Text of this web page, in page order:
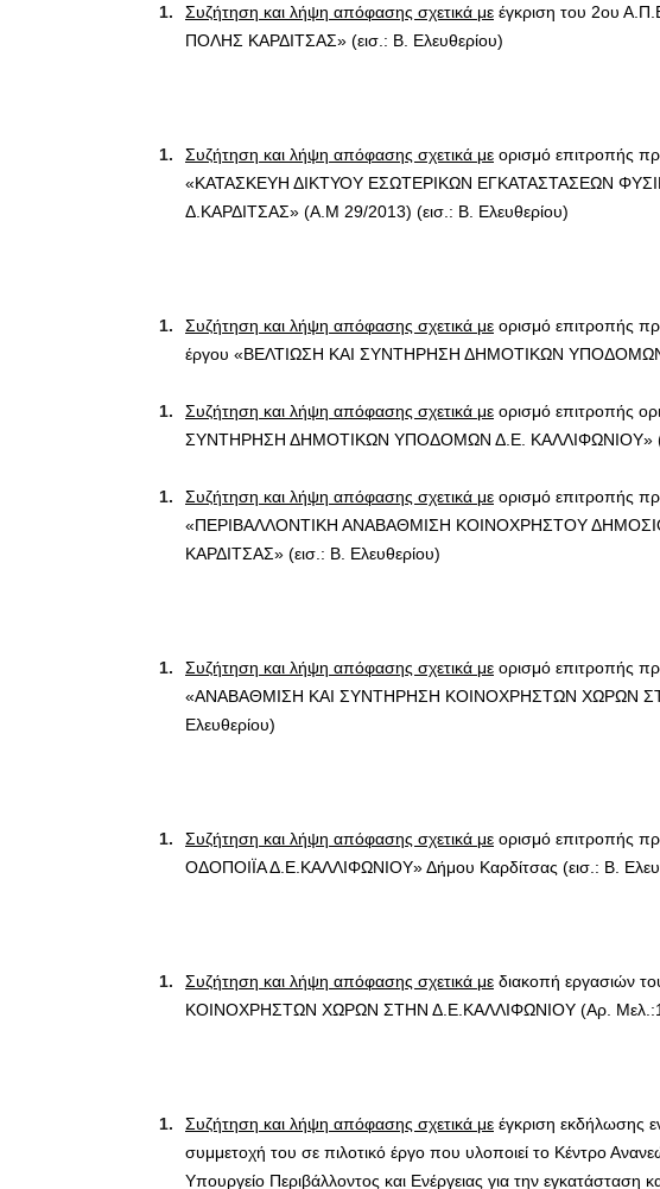
Συζήτηση και λήψη απόφασης σχετικά με έγκριση του 2ου
ΠΟΛΗΣ ΚΑΡΔΙΤΣΑΣ» (εισ.: Β. Ελευθερίου)
Συζήτηση και λήψη απόφασης σχετικά με ορισμό επιτροπής
«ΚΑΤΑΣΚΕΥΗ ΔΙΚΤΥΟΥ ΕΣΩΤΕΡΙΚΩΝ ΕΓΚΑΤΑΣΤΑΣΕΩΝ
Δ.ΚΑΡΔΙΤΣΑΣ» (Α.Μ 29/2013) (εισ.: Β. Ελευθερίου)
Συζήτηση και λήψη απόφασης σχετικά με ορισμό επιτροπής
έργου «ΒΕΛΤΙΩΣΗ ΚΑΙ ΣΥΝΤΗΡΗΣΗ ΔΗΜΟΤΙΚΩΝ
Συζήτηση και λήψη απόφασης σχετικά με ορισμό επιτροπής
ΣΥΝΤΗΡΗΣΗ ΔΗΜΟΤΙΚΩΝ ΥΠΟΔΟΜΩΝ Δ.Ε. ΚΑΛΛΙΦΩΝΙΟΥ»
Συζήτηση και λήψη απόφασης σχετικά με ορισμό επιτροπής
«ΠΕΡΙΒΑΛΛΟΝΤΙΚΗ ΑΝΑΒΑΘΜΙΣΗ ΚΟΙΝΟΧΡΗΣΤΟΥ
ΚΑΡΔΙΤΣΑΣ» (εισ.: Β. Ελευθερίου)
Συζήτηση και λήψη απόφασης σχετικά με ορισμό επιτροπής
«ΑΝΑΒΑΘΜΙΣΗ ΚΑΙ ΣΥΝΤΗΡΗΣΗ ΚΟΙΝΟΧΡΗΣΤΩΝ ΧΩΡΩΝ
Ελευθερίου)
Συζήτηση και λήψη απόφασης σχετικά με ορισμό επιτροπής
ΟΔΟΠΟΙΪΑ Δ.Ε.ΚΑΛΛΙΦΩΝΙΟΥ» Δήμου Καρδίτσας (εισ.: Β.
Συζήτηση και λήψη απόφασης σχετικά με διακοπή εργασιών
ΚΟΙΝΟΧΡΗΣΤΩΝ ΧΩΡΩΝ ΣΤΗΝ Δ.Ε.ΚΑΛΛΙΦΩΝΙΟΥ (Αρ.
Συζήτηση και λήψη απόφασης σχετικά με έγκριση εκδήλωσης
συμμετοχή του σε πιλοτικό έργο που υλοποιεί το Κέντρο
Υπουργείο Περιβάλλοντος και Ενέργειας για την εγκατάσταση